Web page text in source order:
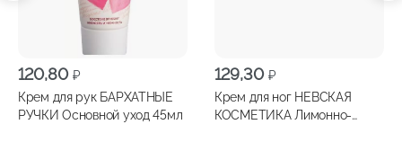
120,80 ₽
Крем для рук БАРХАТНЫЕ
РУЧКИ Основной уход 45мл
129,30 ₽
Крем для ног НЕВСКАЯ
КОСМЕТИКА Лимонно-